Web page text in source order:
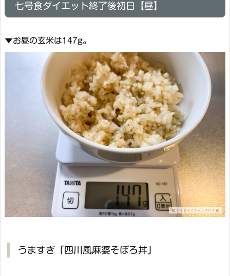
七号食ダイエット終了後初日【昼】
▼お昼の玄米は147g。
うますぎ「四川風麻婆そぼろ丼」